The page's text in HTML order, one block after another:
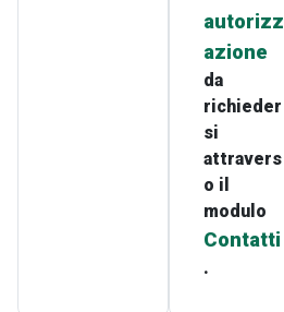
autorizz
azione
da
richieder
si
attravers
o il
modulo
Contatti
.